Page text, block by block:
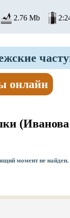
2.76 Mb
онлайн
момент не найден.